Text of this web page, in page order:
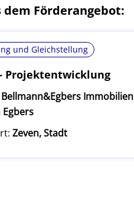
dem Förderangebot:
und Gleichstellung
Projektentwicklung
Bellmann&Egbers Immobilien
Egbers
Zeven, Stadt